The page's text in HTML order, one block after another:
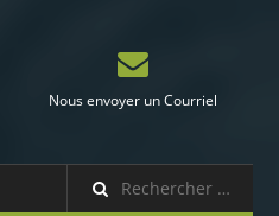
Nous envoyer un Courriel